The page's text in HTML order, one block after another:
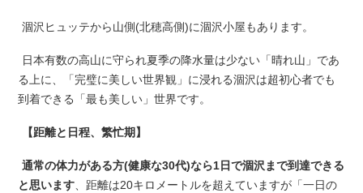
涸沢ヒュッテから山側(北穂高側)に涸沢小屋もあります。
日本有数の高山に守られ夏季の降水量は少ない「晴れ山」であ
る上に、「完璧に美しい世界観」に浸れる涸沢は超初心者でも
到着できる「最も美しい」世界です。
【距離と日程、繁忙期】
通常の体力がある方(健康な30代)なら1日で涸沢まで到達できる
と思います、距離は20キロメートルを超えていますが「一日の